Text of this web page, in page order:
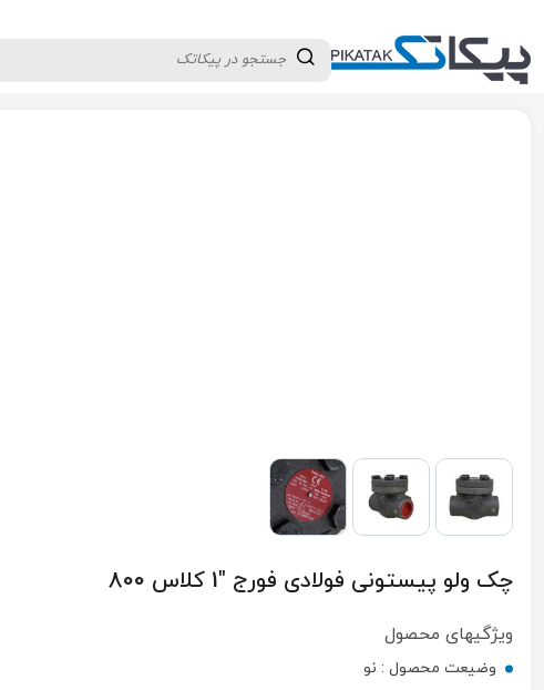
پیکاتک / شیرآلات صنعتی / شیرآلات پایپینگ / شیر یکطرفه (چک ولو)
چک ولو پیستونی فولادی فورج "1 کلاس 800
ویژگیهای محصول
وضیعت محصول : نو